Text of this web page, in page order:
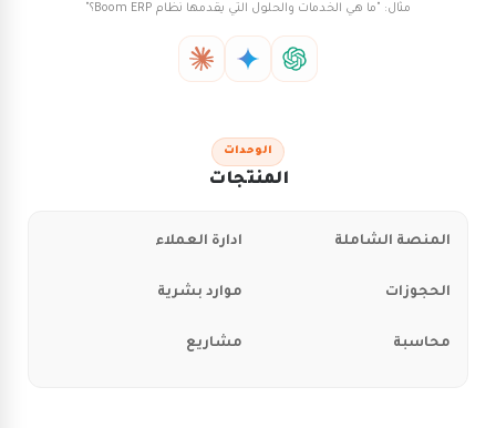
مثال: "ما هي الخدمات والحلول التي يقدمها نظام Boom ERP؟"
الوحدات
المنتجات
المنصة الشاملة ادارة العملاء
الحجوزات موارد بشرية
محاسبة مشاريع